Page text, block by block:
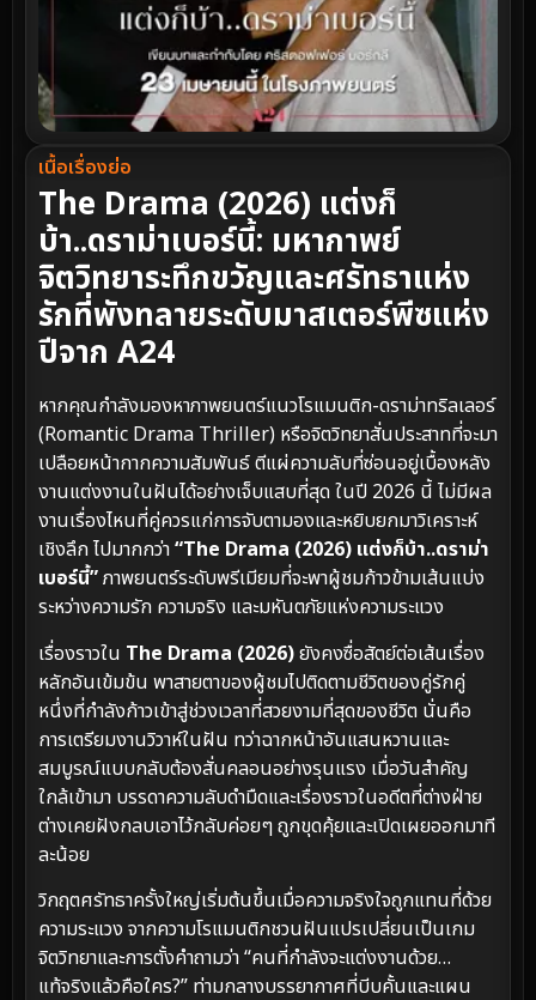
เนื้อเรื่องย่อ
The Drama (2026) แต่งก็
บ้า..ดราม่าเบอร์นี้: มหากาพย์
จิตวิทยาระทึกขวัญและศรัทธาแห่ง
รักที่พังทลายระดับมาสเตอร์พีซแห่ง
ปีจาก A24
หากคุณกำลังมองหาภาพยนตร์แนวโรแมนติก-ดราม่าทริลเลอร์
(Romantic Drama Thriller) หรือจิตวิทยาสั่นประสาทที่จะมา
เปลือยหน้ากากความสัมพันธ์ ตีแผ่ความลับที่ซ่อนอยู่เบื้องหลัง
งานแต่งงานในฝันได้อย่างเจ็บแสบที่สุด ในปี 2026 นี้ ไม่มีผล
งานเรื่องไหนที่คู่ควรแก่การจับตามองและหยิบยกมาวิเคราะห์
เชิงลึก ไปมากกว่า“The Drama (2026) แต่งก็บ้า..ดราม่า
เบอร์นี้”ภาพยนตร์ระดับพรีเมียมที่จะพาผู้ชมก้าวข้ามเส้นแบ่ง
ระหว่างความรัก ความจริง และมหันตภัยแห่งความระแวง
เรื่องราวใน The Drama (2026)ยังคงซื่อสัตย์ต่อเส้นเรื่อง
หลักอันเข้มข้น พาสายตาของผู้ชมไปติดตามชีวิตของคู่รักคู่
หนึ่งที่กำลังก้าวเข้าสู่ช่วงเวลาที่สวยงามที่สุดของชีวิต นั่นคือ
การเตรียมงานวิวาห์ในฝัน ทว่าฉากหน้าอันแสนหวานและ
สมบูรณ์แบบกลับต้องสั่นคลอนอย่างรุนแรง เมื่อวันสำคัญ
ใกล้เข้ามา บรรดาความลับดำมืดและเรื่องราวในอดีตที่ต่างฝ่าย
ต่างเคยฝังกลบเอาไว้กลับค่อยๆ ถูกขุดคุ้ยและเปิดเผยออกมาที
ละน้อย
วิกฤตศรัทธาครั้งใหญ่เริ่มต้นขึ้นเมื่อความจริงใจถูกแทนที่ด้วย
ความระแวง จากความโรแมนติกชวนฝันแปรเปลี่ยนเป็นเกม
จิตวิทยาและการตั้งคำถามว่า “คนที่กำลังจะแต่งงานด้วย…
แท้จริงแล้วคือใคร?” ท่ามกลางบรรยากาศที่บีบคั้นและแผน